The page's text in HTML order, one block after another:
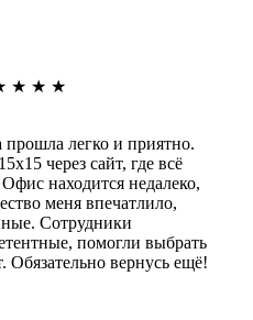
★ ★ ★
прошла легко и приятно.
через сайт, где всё
находится недалеко,
меня впечатлило,
Сотрудники
помогли выбрать
Обязательно вернусь ещё!